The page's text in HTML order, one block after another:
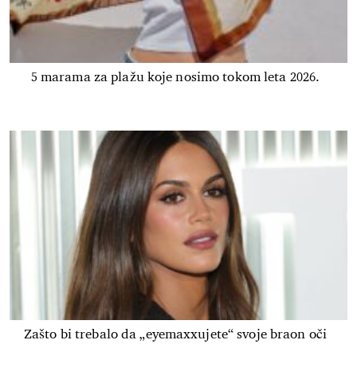
5 marama za plažu koje nosimo tokom leta 2026.
Zašto bi trebalo da „eyemaxxujete“ svoje braon oči